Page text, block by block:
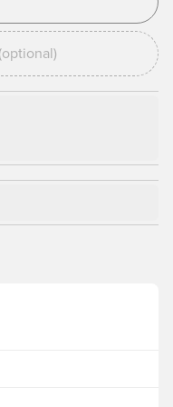
Registrieren als
(optional)